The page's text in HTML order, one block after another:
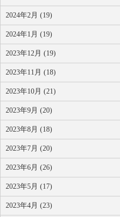
2024年2月 (19)
2024年1月 (19)
2023年12月 (19)
2023年11月 (18)
2023年10月 (21)
2023年9月 (20)
2023年8月 (18)
2023年7月 (20)
2023年6月 (26)
2023年5月 (17)
2023年4月 (23)